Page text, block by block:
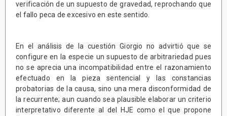
verificación de un supuesto de gravedad, reprochando que
el fallo peca de excesivo en este sentido.
En el análisis de la cuestión Giorgio no advirtió que se
configure en la especie un supuesto de arbitrariedad pues
no se aprecia una incompatibilidad entre el razonamiento
efectuado en la pieza sentencial y las constancias
probatorias de la causa, sino una mera disconformidad de
la recurrente; aun cuando sea plausible elaborar un criterio
interpretativo diferente al del HJE como el que propone